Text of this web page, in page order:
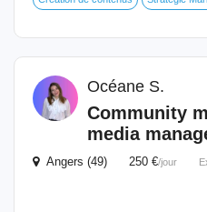
Océane S.
Community
media
Angers (49) 250 €/jour